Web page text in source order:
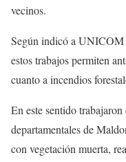
vecinos.
Según indicó a UNICOM
estos trabajos permiten
cuanto a incendios
En este sentido
departamentales de
con vegetación muerta,